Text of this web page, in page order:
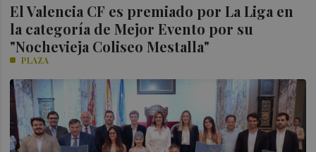
El Valencia CF es premiado por La Liga en
la categoría de Mejor Evento por su
"Nochevieja Coliseo Mestalla"
PLAZA